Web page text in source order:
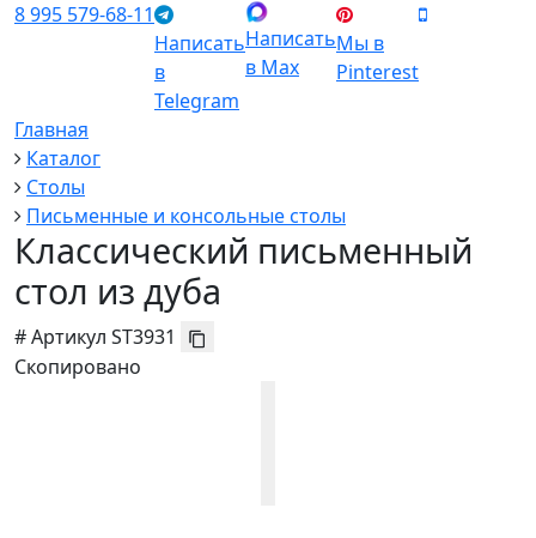
8 995 579-68-11
Написать
в
Telegram
Написать
в Max
Мы в
Pinterest
Главная
Каталог
Столы
Письменные и консольные столы
Классический письменный
стол из дуба
#Артикул ST3931
Скопировано